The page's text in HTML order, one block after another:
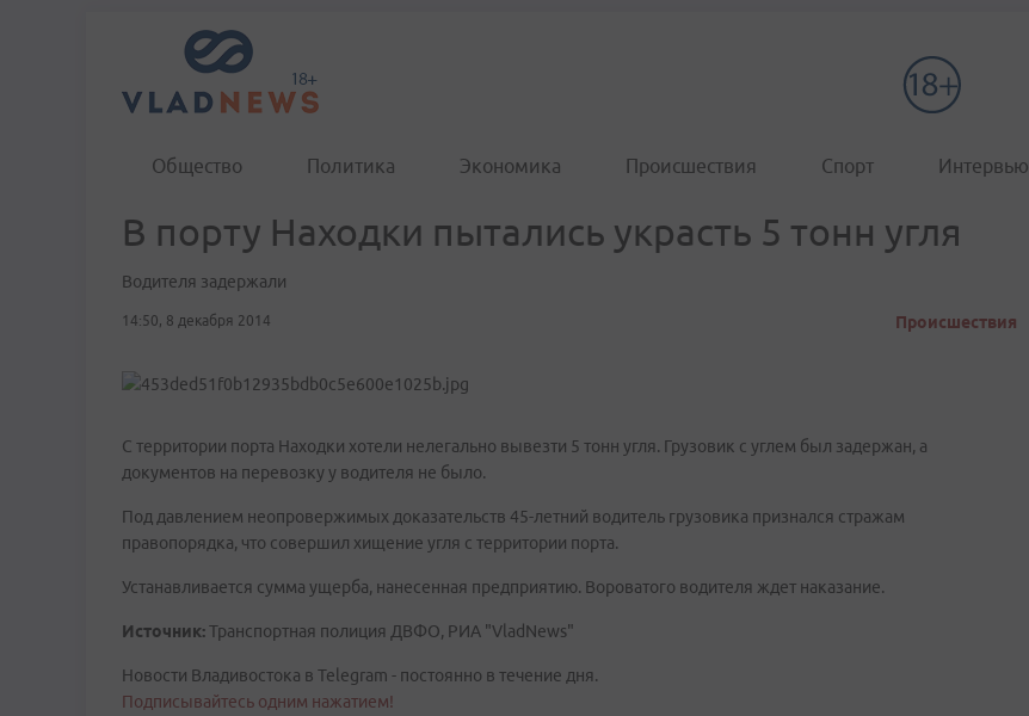
Общество Политика Экономика Происшествия Спорт Интервью
В порту Находки пытались украсть 5 тонн угля
Водителя задержали
14:50, 8 декабря 2014 Происшествия
С территории порта Находки хотели нелегально вывезти 5 тонн угля. Грузовик с углем был задержан, а
документов на перевозку у водителя не было.
Под давлением неопровержимых доказательств 45-летний водитель грузовика признался стражам
правопорядка, что совершил хищение угля с территории порта.
Устанавливается сумма ущерба, нанесенная предприятию. Вороватого водителя ждет наказание.
Источник:Транспортная полиция ДВФО, РИА "VladNews"
Новости Владивостока в Telegram - постоянно в течение дня.
Подписывайтесь одним нажатием!